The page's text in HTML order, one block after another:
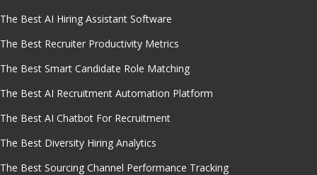
The Best AI Hiring Assistant Software
The Best Recruiter Productivity Metrics
The Best Smart Candidate Role Matching
The Best AI Recruitment Automation Platform
The Best AI Chatbot For Recruitment
The Best Diversity Hiring Analytics
The Best Sourcing Channel Performance Tracking